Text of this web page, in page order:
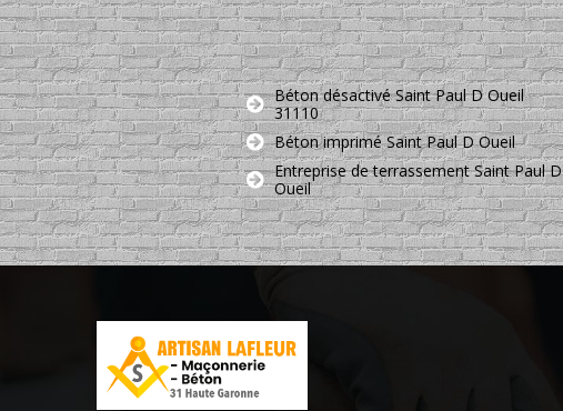
Béton désactivé Saint Paul D Oueil
31110
Béton imprimé Saint Paul D Oueil
Entreprise de terrassement Saint Paul D
Oueil